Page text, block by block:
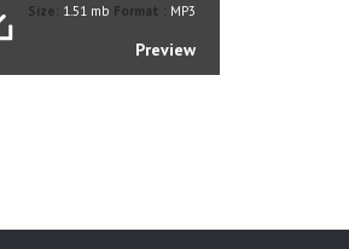
Size: 1.51 mb Format : MP3
Preview